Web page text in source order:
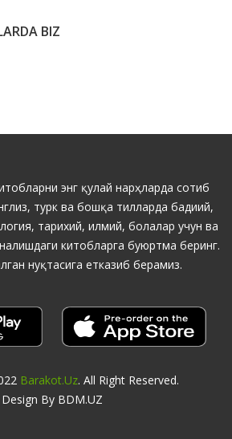
BIZ
энг қулай нарҳларда сотиб
турк ва бошқа тилларда бадиий,
тарихий, илмий, болалар учун ва
китобларга буюртма беринг.
нуқтасига етказиб берамиз.
Barakot.uz. All Right Reserved.
Design By BDM.UZ